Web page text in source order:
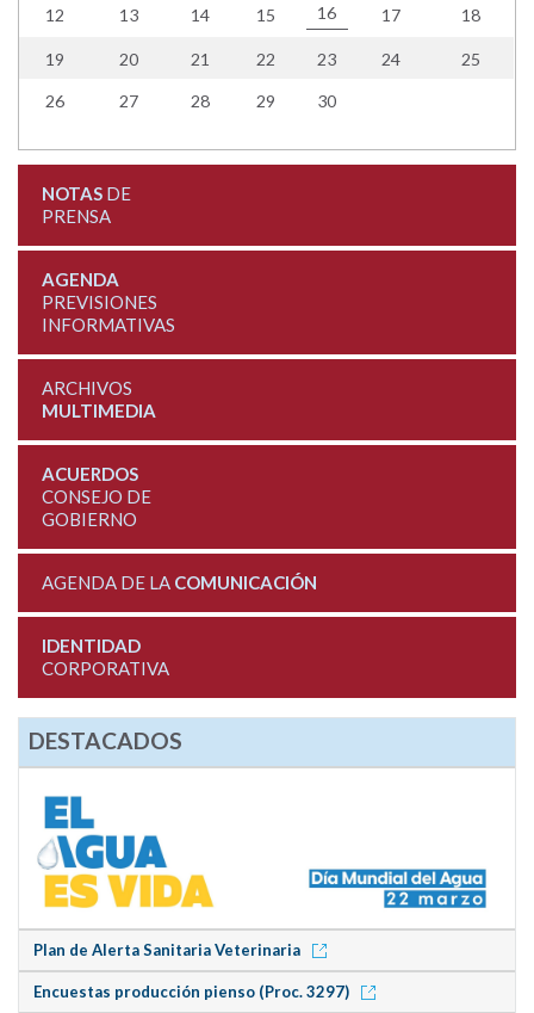
12 13 14 15 16 17 18
19 20 21 22 23 24 25
26 27 28 29 30
NOTASDE
PRENSA
AGENDA
PREVISIONES
INFORMATIVAS
ARCHIVOS
MULTIMEDIA
ACUERDOS
CONSEJO DE
GOBIERNO
AGENDA DE LA COMUNICACIÓN
IDENTIDAD
CORPORATIVA
DESTACADOS
Plan de Alerta Sanitaria Veterinaria
Encuestas producción pienso (Proc. 3297)